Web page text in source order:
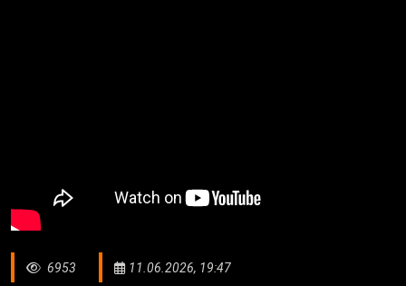
6953 11.06.2026, 19:47